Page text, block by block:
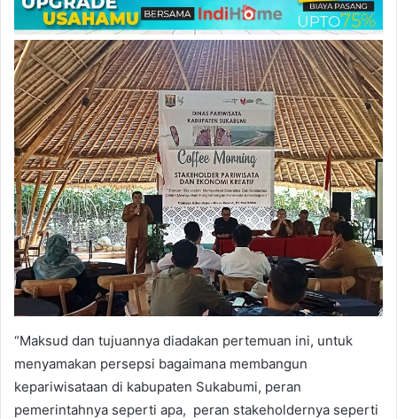
“Maksud dan tujuannya diadakan pertemuan ini, untuk
menyamakan persepsi bagaimana membangun
kepariwisataan di kabupaten Sukabumi, peran
pemerintahnya seperti apa, peran stakeholdernya seperti